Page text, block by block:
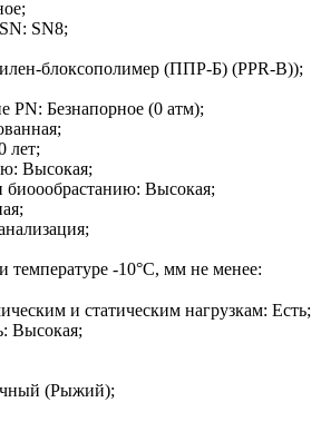
SN8;
блоксополимер (ППР-Б) (PPR-B));
PN: Безнапорное (0 атм);
лет;
Высокая;
биоообрастанию: Высокая;
температуре -10°C, мм не менее:
и статическим нагрузкам: Есть;
Высокая;
(Рыжий);